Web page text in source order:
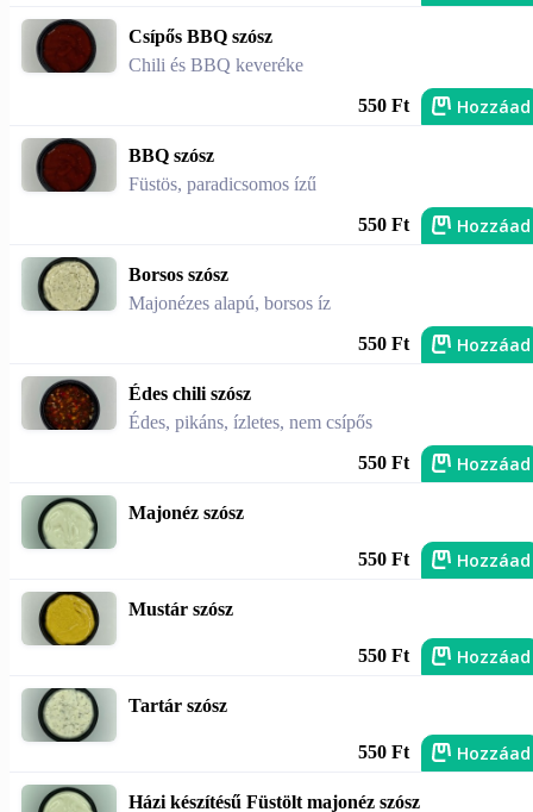
Csípős BBQ szósz
Chili és BBQ keveréke
550 Ft Hozzáad
BBQ szósz
Füstös, paradicsomos ízű
550 Ft Hozzáad
Borsos szósz
Majonézes alapú, borsos íz
550 Ft Hozzáad
Édes chili szósz
Édes, pikáns, ízletes, nem csípős
550 Ft Hozzáad
Majonéz szósz
550 Ft Hozzáad
Mustár szósz
550 Ft Hozzáad
Tartár szósz
550 Ft Hozzáad
Házi készítésű Füstölt majonéz szósz